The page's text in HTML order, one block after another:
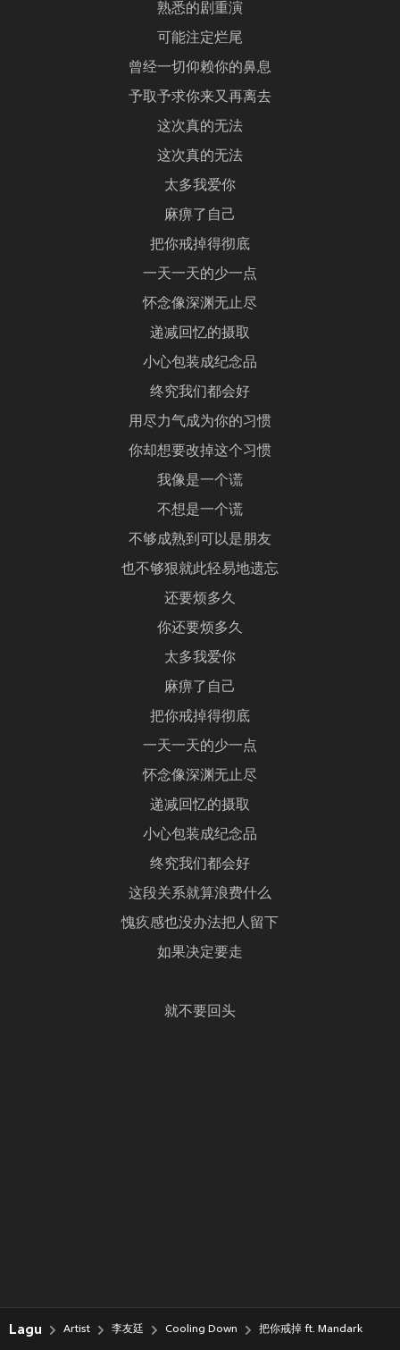
熟悉的剧重演
可能注定烂尾
曾经一切仰赖你的鼻息
予取予求你来又再离去
这次真的无法
这次真的无法
太多我爱你
麻痹了自己
把你戒掉得彻底
一天一天的少一点
怀念像深渊无止尽
递减回忆的摄取
小心包装成纪念品
终究我们都会好
用尽力气成为你的习惯
你却想要改掉这个习惯
我像是一个谎
不想是一个谎
不够成熟到可以是朋友
也不够狠就此轻易地遗忘
还要烦多久
你还要烦多久
太多我爱你
麻痹了自己
把你戒掉得彻底
一天一天的少一点
怀念像深渊无止尽
递减回忆的摄取
小心包装成纪念品
终究我们都会好
这段关系就算浪费什么
愧疚感也没办法把人留下
如果决定要走
就不要回头
Lagu Artist 李友廷 Cooling Down 把你戒掉 ft. Mandark